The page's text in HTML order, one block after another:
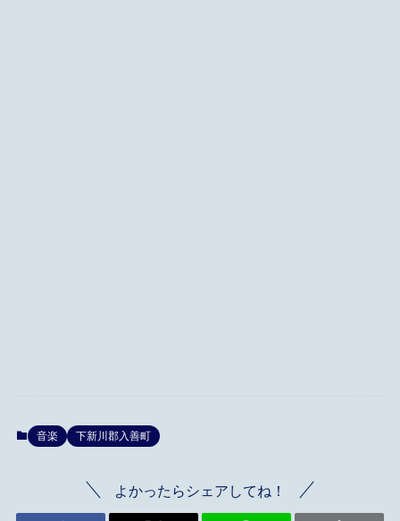
音楽 下新川郡入善町
よかったらシェアしてね！